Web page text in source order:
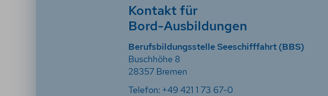
Kontakt für
Bord-Ausbildungen
Berufsbildungsstelle Seeschifffahrt (BBS)
Buschhöhe 8
28357 Bremen
Telefon: +49 421 1 73 67-0